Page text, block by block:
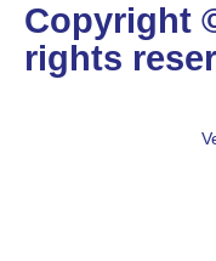
Copyright
rights